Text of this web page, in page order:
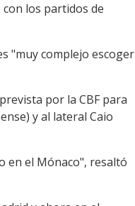
los partidos de
"muy complejo escoger
por la CBF para
y al lateral Caio
en el Mónaco", resaltó